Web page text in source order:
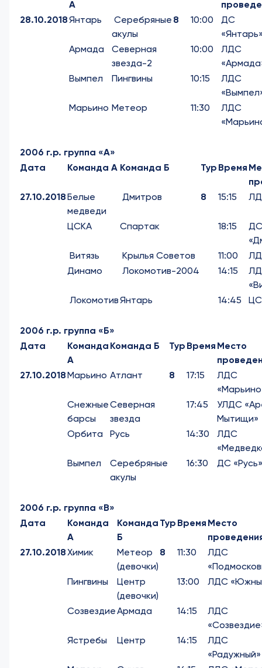
А
28.10.2018Янтарь
Серебряные
акулы
8 10:00
ДС
Армада
Северная
звезда-2
10:00
ЛДС
Вымпел
Пингвины 10:15
ЛДС
Марьино Метеор 11:30
ЛДС
2006 г.р. группа «А»
Дата
Команда А Команда Б Тур Время
27.10.2018Белые
медведи
Дмитров 8 15:15
ЦСКА Спартак 18:15
ДС
Витязь
Крылья Советов 11:00
Динамо
Локомотив-2004 14:15
ЛокомотивЯнтарь 14:45
2006 г.р. группа «Б»
Дата
Команда
А
Команда Б Тур Время Место
27.10.2018Марьино Атлант 8 17:15
ЛДС
Снежные
барсы
Северная
звезда
17:45
УЛДС
Мытищи»
Орбита
Русь 14:30
ЛДС
Вымпел
Серебряные
акулы
16:30 ДС «Русь»
2006 г.р. группа «В»
Дата
Команда
А
Команда
Б
Тур Время Место
27.10.2018Химик
Метеор
(девочки)
8 11:30
ЛДС
Пингвины
Центр
(девочки)
13:00 ЛДС
СозвездиеАрмада 14:15
ЛДС
Ястребы
Центр 14:15
ЛДС
«Радужный»